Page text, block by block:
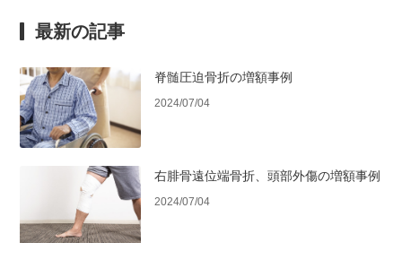
最新の記事
脊髄圧迫骨折の増額事例
2024/07/04
右腓骨遠位端骨折、頭部外傷の増額事例
2024/07/04